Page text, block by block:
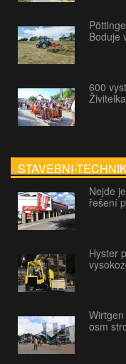
Boduje
600
STAVEBNI-
Nejde
řešení
Hyster
osm